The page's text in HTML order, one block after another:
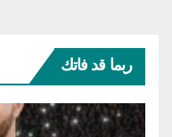
ربما قد فاتك